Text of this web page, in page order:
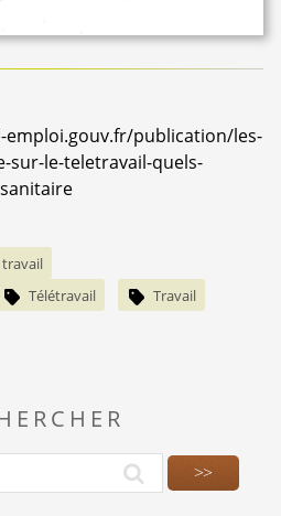
publication/les-
sur-le-teletravail-quels-
travail
Télétravail
Travail